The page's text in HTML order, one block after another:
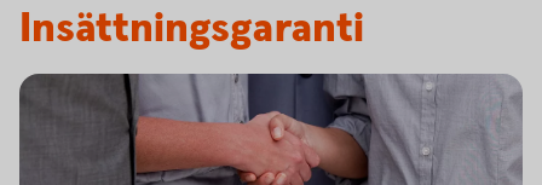
Insättningsgaranti